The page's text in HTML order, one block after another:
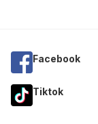
Facebook
Tiktok